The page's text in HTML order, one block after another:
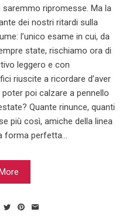
ripromesse. Ma la
dei nostri ritardi sulla
l’unico esame in cui, da
state, rischiamo ora di
leggero e con
riuscite a ricordare d’aver
poi calzare a pennello
Quante rinunce, quanti
più così, amiche della linea
forma perfetta...